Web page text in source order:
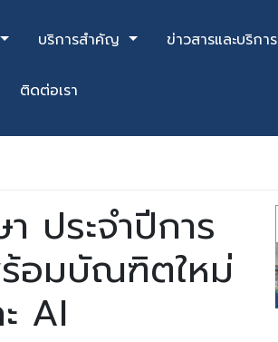
บริการสำคัญ ข่าวสารและบริการ
ติดต่อเรา
ประจำปีการ
อมบัณฑิตใหม่
AI